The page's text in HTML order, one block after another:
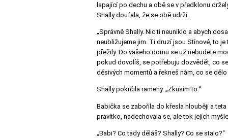
lapající po dechu a obě se v předklonu
Shally doufala, že se obě udrží.
„Správně Shally. Nic ti neuniklo a abych
neubližujeme jim. Ti druzí jsou Stínové, to
přežily. Do vašeho domu se už nebudete
pokud dovolíš, se potřebuju dozvědět, co
děsivých momentů a řekneš nám, co se
Shally pokrčila rameny. „Zkusím to.“
Babička se zabořila do křesla hlouběji a
pravítko, nadechovala se, ale tok jejích
„Babi? Co tady děláš? Shally? Co se stalo?“